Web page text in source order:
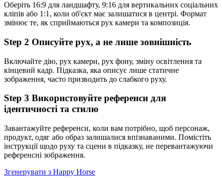
Оберіть 16:9 для ландшафту, 9:16 для вертикальних соціальних
кліпів або 1:1, коли об'єкт має залишатися в центрі. Формат
змінює те, як сприймаються рух камери та композиція.
Step 2 Описуйте рух, а не лише зовнішність
Включайте дію, рух камери, рух фону, зміну освітлення та
кінцевий кадр. Підказка, яка описує лише статичне
зображення, часто призводить до слабкого руху.
Step 3 Використовуйте референси для
ідентичності та стилю
Завантажуйте референси, коли вам потрібно, щоб персонаж,
продукт, одяг або образ залишалися впізнаваними. Помістіть
інструкції щодо руху та сцени в підказку, не перевантажуючи
референсні зображення.
Згенерувати з Happy Horse